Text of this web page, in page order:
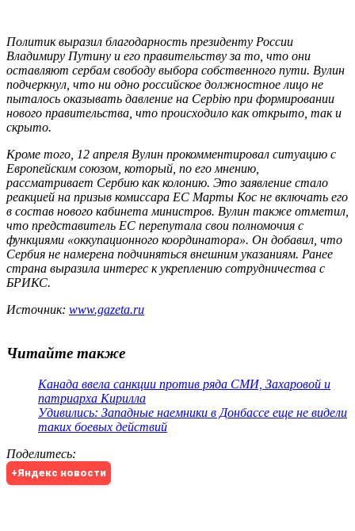
Политик выразил благодарность президенту России
Владимиру Путину и его правительству за то, что они
оставляют сербам свободу выбора собственного пути. Вулин
подчеркнул, что ни одно российское должностное лицо не
пыталось оказывать давление на Серbiю при формировании
нового правительства, что происходило как открыто, так и
скрыто.
Кроме того, 12 апреля Вулин прокомментировал ситуацию с
Европейским союзом, который, по его мнению,
рассматривает Сербию как колонию. Это заявление стало
реакцией на призыв комиссара ЕС Марты Кос не включать его
в состав нового кабинета министров. Вулин также отметил,
что представитель ЕС перепутала свои полномочия с
функциями «оккупационного координатора». Он добавил, что
Сербия не намерена подчиняться внешним указаниям. Ранее
страна выразила интерес к укреплению сотрудничества с
БРИКС.
Источник: www.gazeta.ru
Читайте также
Канада ввела санкции против ряда СМИ, Захаровой и
патриарха Кирилла
Удивились: Западные наемники в Донбассе еще не видели
таких боевых действий
Поделитесь:
+Яндекс новости